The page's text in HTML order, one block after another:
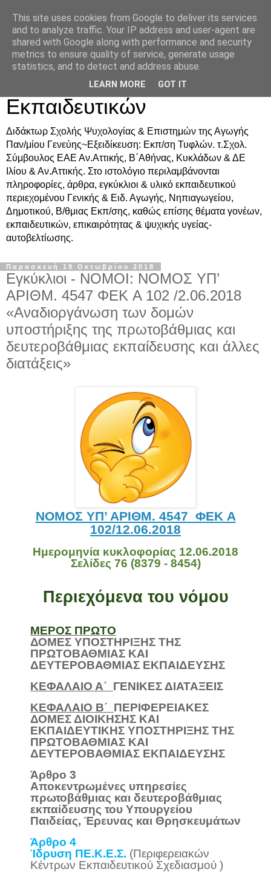
Δρ. Ράνια Χιουρέα-
Συμβουλευτική &
Υποστήριξη Γονέων &
Εκπαιδευτικών
Διδάκτωρ Σχολής Ψυχολογίας & Επιστημών της Αγωγής
Παν/μίου Γενεύης~Εξειδίκευση: Εκπ/ση Τυφλών. τ.Σχολ.
Σύμβουλος ΕΑΕ Αν.Αττικής, Β΄Αθήνας, Κυκλάδων & ΔΕ
Ιλίου & Αν.Αττικής. Στο ιστολόγιο περιλαμβάνονται
πληροφορίες, άρθρα, εγκύκλιοι & υλικό εκπαιδευτικού
περιεχομένου Γενικής & Ειδ. Αγωγής, Νηπιαγωγείου,
Δημοτικού, Β/θμιας Εκπ/σης, καθώς επίσης θέματα γονέων,
εκπαιδευτικών, επικαιρότητας & ψυχικής υγείας-
αυτοβελτίωσης.
Παρασκευή 19 Οκτωβρίου 2018
Εγκύκλιοι - ΝΟΜΟΙ: NOMOΣ ΥΠ’
ΑΡΙΘΜ. 4547 ΦΕΚ A 102 /2.06.2018
«Αναδιοργάνωση των δομών
υποστήριξης της πρωτοβάθμιας και
δευτεροβάθμιας εκπαίδευσης και άλλες
διατάξεις»
NOMOΣ ΥΠ’ ΑΡΙΘΜ. 4547 ΦΕΚ A
102/12.06.2018
Ημερομηνία κυκλοφορίας 12.06.2018
Σελίδες 76 (8379 - 8454)
Περιεχόμενα του νόμου
ΜΕΡΟΣ ΠΡΩΤΟ
ΔΟΜΕΣ ΥΠΟΣΤΗΡΙΞΗΣ ΤΗΣ
ΠΡΩΤΟΒΑΘΜΙΑΣ ΚΑΙ
ΔΕΥΤΕΡΟΒΑΘΜΙΑΣ ΕΚΠΑΙΔΕΥΣΗΣ
ΚΕΦΑΛΑΙΟ Α΄ ΓΕΝΙΚΕΣ ΔΙΑΤΑΞΕΙΣ
ΚΕΦΑΛΑΙΟ Β΄ ΠΕΡΙΦΕΡΕΙΑΚΕΣ
ΔΟΜΕΣ ΔΙΟΙΚΗΣΗΣ ΚΑΙ
ΕΚΠΑΙΔΕΥΤΙΚΗΣ ΥΠΟΣΤΗΡΙΞΗΣ ΤΗΣ
ΠΡΩΤΟΒΑΘΜΙΑΣ ΚΑΙ
ΔΕΥΤΕΡΟΒΑΘΜΙΑΣ ΕΚΠΑΙΔΕΥΣΗΣ
Άρθρο 3
Αποκεντρωμένες υπηρεσίες
πρωτοβάθμιας και δευτεροβάθμιας
εκπαίδευσης του Υπουργείου
Παιδείας, Έρευνας και Θρησκευμάτων
Άρθρο 4
Ίδρυση ΠΕ.Κ.Ε.Σ. (Περιφερειακών
Κέντρων Εκπαιδευτικού Σχεδιασμού )
This site uses cookies from Google to deliver its services
and to analyze traffic. Your IP address and user-agent are
shared with Google along with performance and security
metrics to ensure quality of service, generate usage
statistics, and to detect and address abuse.
LEARN MORE GOT IT